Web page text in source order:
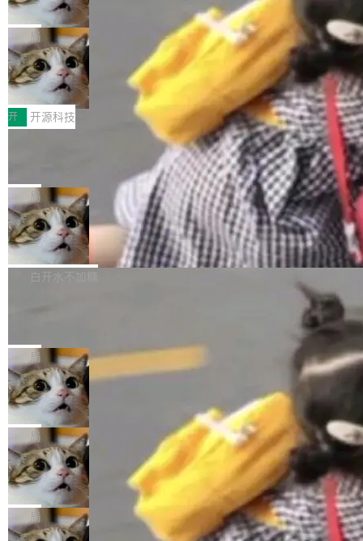
（<a href="https://bugzilla.mozilla.org/show_
bug.cgi?id=204...
orkers 跑了十年 Isolate。用 CEO Matthew Pri
nce 的话说：「我们一生都在用 Isolate 运行代
码，而 AI Agent 不需要容器，它们需要的是 Iso
late。」 容器为什么不合适 容器的问题在于启动
和销毁都太重了。一个 Agent 要执行的任务可能
只需要几毫秒的 CPU 时间，但容器从冷启动到
就绪要花数秒。如果未来有十...
诉讼，称“Apple is getting this wron
g”
上个月，苹果一纸诉状把 OpenAI 告上法庭，指
控其挖角苹果前员工并窃取商业秘密。苹果的诉
状把 OpenAI 描述成一个系统性地从前东家挖
人、套取机密信息的对手。 OpenAI 没发律师
函，也没选择庭外沉默。它在官网贴了一篇博
文，标题只有六个字：Apple is getting this wro
ng。 然后，它把邮件往来和 iMessage 聊天记
录全贴了出来。 他发错人了 苹果外部律师 Gabr
iel Gross 来自 Weil 律所，2 月 23 日下午 5:53
给 OpenAI 总法律顾问 Che Chang 发了封邮
件，附了一封长信，要求 OpenAI 配合调查前苹
果员工带走机密信...
局
HUAWEI MatePad Edge上架WorkBu
ddy鸿蒙PC版，说话就能干活的AI办公
搭子
全能AI工作台WorkBuddy鸿蒙PC版上架HUAWE
I MatePad Edge应用市场，直接下载即可使
用，与鸿蒙电脑上的体验一致。值得一提的是，
这是目前市面上唯一支持平板接入WorkBuddy P
C版的产品，搭载“人机双写”重磅功能——你写
你的，AI写AI的，同屏协作互不干扰。一句话让
AI帮你干活，现在开启全新体验！ 温馨提示：
体验WorkBuddy鸿蒙PC版前，请将 HUAWEI M
atePad Edge 升级至 HarmonyOS 6.1.0.135S
P9 patch03及以上版本。 *升级路径：设置 > 搜
开 开源科技
FFmpeg 9.0 发布：代号“Lei”，以此纪
全球知名开源多媒体框架 FFmpeg 今天正式发
布了 9.0 版本。这个版本除了带来新一代音视频
处理能力和硬件加速支持之外，还有一个特殊之
处：FFmpeg 9.0 的代号是“Lei”。 这个名字，
来自中国开发者雷霄骅（Lei Xiaohua）。 对于
很多中国音视频开发者而言，这个名字并不陌
“启蒙老师”。 而今年，恰好是雷霄骅离世十周
年。FFmpeg 社区最终选择用一个大版本的名
字，留下了这份纪念。 雷霄骅曾是中国传媒大学
数字电视技术方向的博士生，长期从事视频、音
频技...
局
亚马逊成本失控：AI 写代码烧掉 1215
万元，超预算 860%
外媒近日曝光了亚马逊的多份内部报告显示，AI
导致公司在多个项目上超支。《金融时报》报道
编写程序，目标是完成电商平台作者信息与商品
列表的数据匹配 —— 一项常规的数据处理任
务，最终却产生了 180 万美元的账单，实际支出
超出原定预算 860%。 更令人意外的是，该项目
最终并未成功落地，而高额算力消耗持续运行长
达 5 个月，公司直到财务对账时才察觉异常。这
意味着一个无人看管的 AI 程序，在近半年时间
里日夜不停地"烧钱"。 复盘显示，...
白开水不加糖
e CEO Clément Delangue 在 CNBC 的采访里
没有拐弯抹角。他说中国正在赢得 AI 竞赛，而
且按目前的速度，中国 AI 工具预计在今年底或
2027 年就能追上美国前沿实验室的水平。 Dela
ngue 把原因归结为一件事：开放协作。中国的
AI 开发者在一个共享和协作的生态里加速迭代，
而美国模型厂商在"闭门造车"。他的原话是 "buil
ding in silos"——各自为战，互不通气。 这个判
断从他嘴里说出来分量不同。Hugging Face 是
全球最大的开源 AI 平台，上面跑着上百万个模
局
当 AI agent 把源码变成了最好的扩展系
统，开发者工具必须开源
五年前，David Crawshaw 问过很多软件工程师
一个问题：你写过什么给自己用的程序？答案几
乎都是没有。工程师们整天用别人写的程序写程
序给别人用。偶尔有人自己写个博客系统、智能
家居控制、家庭实验室，都算稀奇事。 Crawsh
aw 是 Shelley 的作者，一个开源 AI coding age
nt。他最近在博客上写了一篇文章，核心论点很
局
DeepSeek Harness 宣布内测邀请，全
网最大规模开源 Agent 路演现场诞生
一条内测招募帖，发出去的时候大概没人想到它
会变成一场开源 Agent 生态的路演。 8月1日，
DeepSeek Harness 团队负责人崔添翼（tiany
局